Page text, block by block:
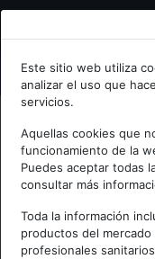
Bienvenid@ a
Escribe tu Email
Accede o regístrate
Este sitio web utiliza
analizar el uso que
servicios.
Aquellas cookies que
funcionamiento de la
Puedes aceptar todas
consultar más
Toda la información
productos del
profesionales